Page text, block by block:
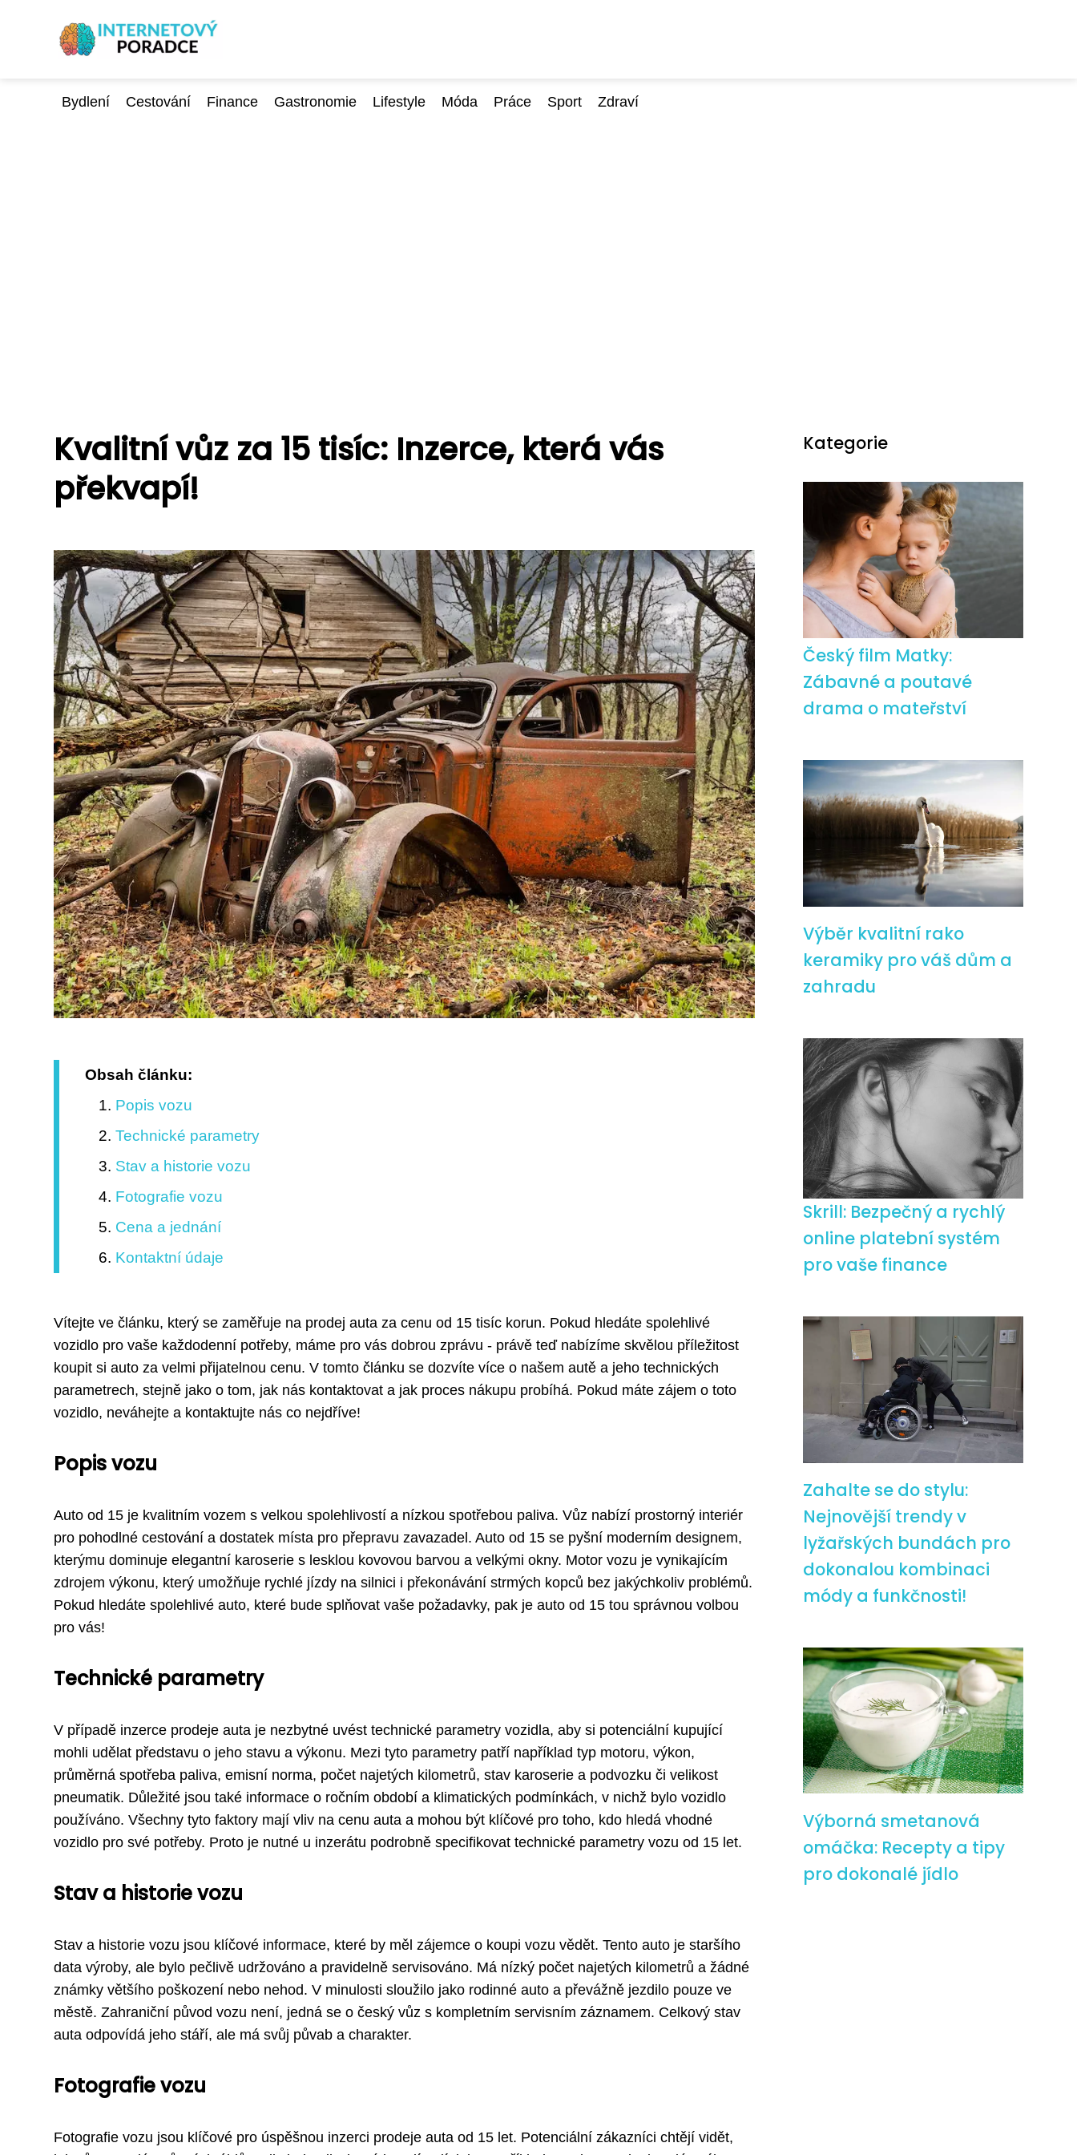
Bydlení Cestování Finance Gastronomie Lifestyle Móda Práce Sport Zdraví
Kvalitní vůz za 15 tisíc: Inzerce, která vás
překvapí!
Obsah článku:
Popis vozu
Technické parametry
Stav a historie vozu
Fotografie vozu
Cena a jednání
Kontaktní údaje
Vítejte ve článku, který se zaměřuje na prodej auta za cenu od 15 tisíc korun. Pokud hledáte spolehlivé
vozidlo pro vaše každodenní potřeby, máme pro vás dobrou zprávu - právě teď nabízíme skvělou příležitost
koupit si auto za velmi přijatelnou cenu. V tomto článku se dozvíte více o našem autě a jeho technických
parametrech, stejně jako o tom, jak nás kontaktovat a jak proces nákupu probíhá. Pokud máte zájem o toto
vozidlo, neváhejte a kontaktujte nás co nejdříve!
Popis vozu
Auto od 15 je kvalitním vozem s velkou spolehlivostí a nízkou spotřebou paliva. Vůz nabízí prostorný interiér
pro pohodlné cestování a dostatek místa pro přepravu zavazadel. Auto od 15 se pyšní moderním designem,
kterýmu dominuje elegantní karoserie s lesklou kovovou barvou a velkými okny. Motor vozu je vynikajícím
zdrojem výkonu, který umožňuje rychlé jízdy na silnici i překonávání strmých kopců bez jakýchkoliv problémů.
Pokud hledáte spolehlivé auto, které bude splňovat vaše požadavky, pak je auto od 15 tou správnou volbou
pro vás!
Technické parametry
V případě inzerce prodeje auta je nezbytné uvést technické parametry vozidla, aby si potenciální kupující
mohli udělat představu o jeho stavu a výkonu. Mezi tyto parametry patří například typ motoru, výkon,
průměrná spotřeba paliva, emisní norma, počet najetých kilometrů, stav karoserie a podvozku či velikost
pneumatik. Důležité jsou také informace o ročním období a klimatických podmínkách, v nichž bylo vozidlo
používáno. Všechny tyto faktory mají vliv na cenu auta a mohou být klíčové pro toho, kdo hledá vhodné
vozidlo pro své potřeby. Proto je nutné u inzerátu podrobně specifikovat technické parametry vozu od 15 let.
Stav a historie vozu
Stav a historie vozu jsou klíčové informace, které by měl zájemce o koupi vozu vědět. Tento auto je staršího
data výroby, ale bylo pečlivě udržováno a pravidelně servisováno. Má nízký počet najetých kilometrů a žádné
známky většího poškození nebo nehod. V minulosti sloužilo jako rodinné auto a převážně jezdilo pouze ve
městě. Zahraniční původ vozu není, jedná se o český vůz s kompletním servisním záznamem. Celkový stav
auta odpovídá jeho stáří, ale má svůj půvab a charakter.
Fotografie vozu
Fotografie vozu jsou klíčové pro úspěšnou inzerci prodeje auta od 15 let. Potenciální zákazníci chtějí vidět,
Kategorie
Český film Matky:
Zábavné a poutavé
drama o mateřství
Výběr kvalitní rako
keramiky pro váš dům a
zahradu
Skrill: Bezpečný a rychlý
online platební systém
pro vaše finance
Zahalte se do stylu:
Nejnovější trendy v
lyžařských bundách pro
dokonalou kombinaci
módy a funkčnosti!
Výborná smetanová
omáčka: Recepty a tipy
pro dokonalé jídlo